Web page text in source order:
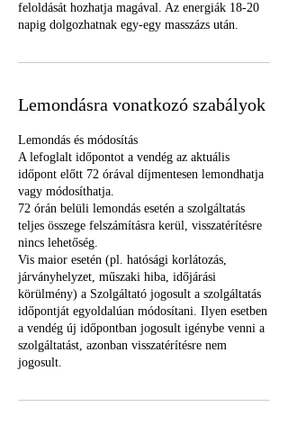
feloldását hozhatja magával. Az energiák 18-20
napig dolgozhatnak egy-egy masszázs után.
Lemondásra vonatkozó szabályok
Lemondás és módosítás
A lefoglalt időpontot a vendég az aktuális
időpont előtt 72 órával díjmentesen lemondhatja
vagy módosíthatja.
72 órán belüli lemondás esetén a szolgáltatás
teljes összege felszámításra kerül, visszatérítésre
nincs lehetőség.
Vis maior esetén (pl. hatósági korlátozás,
járványhelyzet, műszaki hiba, időjárási
körülmény) a Szolgáltató jogosult a szolgáltatás
időpontját egyoldalúan módosítani. Ilyen esetben
a vendég új időpontban jogosult igénybe venni a
szolgáltatást, azonban visszatérítésre nem
jogosult.